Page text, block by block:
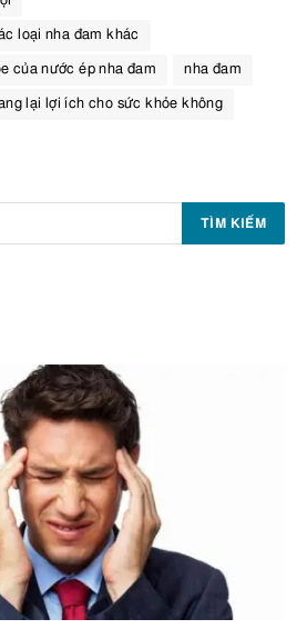
loại nha đam khác
của nước ép nha đam nha đam
lại lợi ích cho sức khỏe không